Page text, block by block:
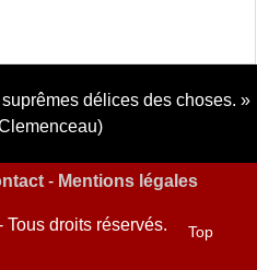
délices des choses.
- Mentions légales
droits réservés. Top